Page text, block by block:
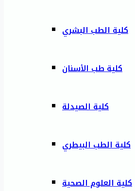
كلية الطب البشري
كلية طب الأسنان
كلية الصيدلة
كلية الطب البيطري
كلية العلوم الصحية